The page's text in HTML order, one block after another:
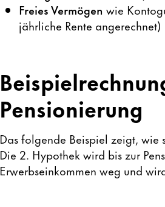
Freies Vermögen wie
jährliche Rente angerechnet)
Pensionierung
Das folgende Beispiel zeigt, wie
Die 2. Hypothek wird bis zur
Erwerbseinkommen weg und